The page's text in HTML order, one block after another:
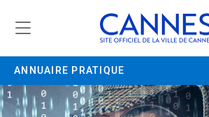
ANNUAIRE PRATIQUE